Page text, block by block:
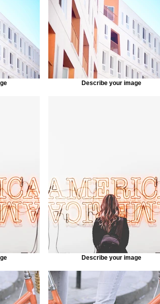
Describe your image
Describe your image